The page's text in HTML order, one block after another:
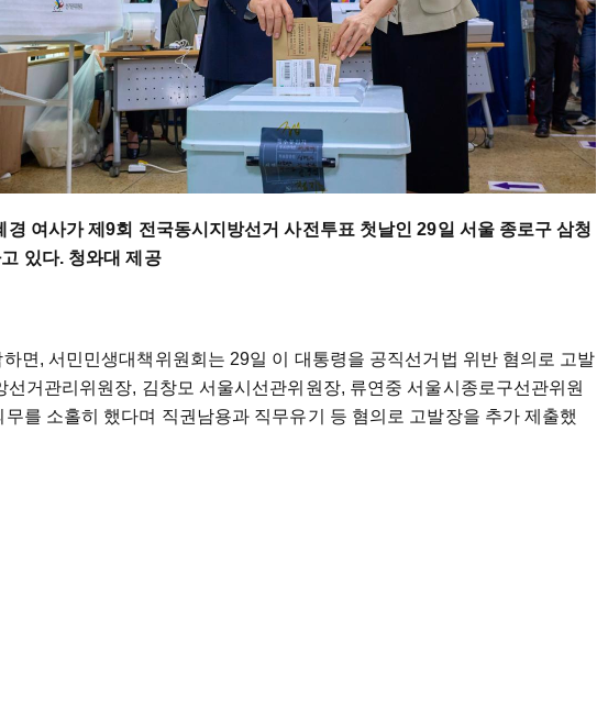
경 여사가 제9회 전국동시지방선거 사전투표 첫날인 29일 서울 종로구 삼청
있다. 청와대 제공
면, 서민민생대책위원회는 29일 이 대통령을 공직선거법 위반 혐의로 고발
선거관리위원장, 김창모 서울시선관위원장, 류연중 서울시종로구선관위원
를 소홀히 했다며 직권남용과 직무유기 등 혐의로 고발장을 추가 제출했